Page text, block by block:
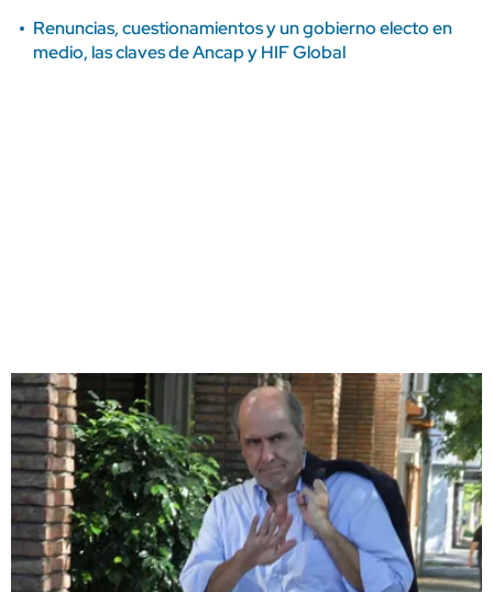
Renuncias, cuestionamientos y un gobierno electo en
medio, las claves de Ancap y HIF Global